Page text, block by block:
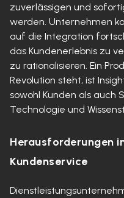
zuverlässigen und
werden. Unternehmen
auf die Integration
das Kundenerlebnis zu
zu rationalisieren. Ein
Revolution steht, ist
sowohl Kunden als auch
Technologie und
Herausforderungen
Kundenservice